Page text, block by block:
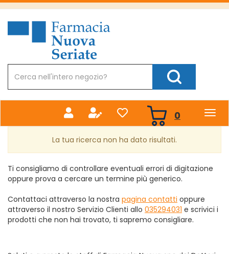
Passa
principale
Farmacia
Nuova
Prodotto
Cerca Prodotto
0 prodotti
inseriti
La tua ricerca non ha dato risultati.
Ti consigliamo di controllare eventuali errori di digitazione
oppure prova a cercare un termine più generico.
Contattaci attraverso la nostra pagina contatti oppure
attraverso il nostro Servizio Clienti allo 035294031 e scrivici i
prodotti che non hai trovato, ti sapremo consigliare.